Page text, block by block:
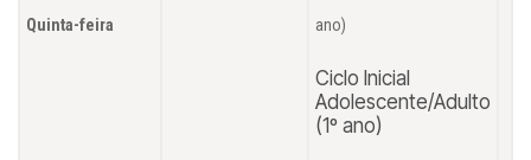
Quinta-feira
ano)
Ciclo Inicial
Adolescente/Adulto
(1º ano)